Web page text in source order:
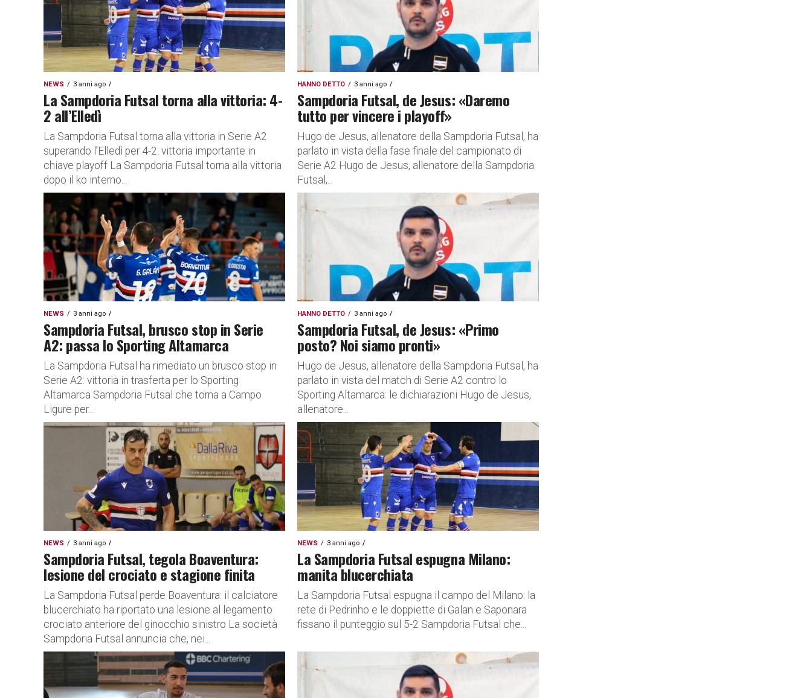
NEWS 3 anni ago
La Sampdoria Futsal torna alla vittoria: 4-
2 all’Elledì
La Sampdoria Futsal torna alla vittoria in Serie A2
superando l’Elledì per 4-2: vittoria importante in
chiave playoff La Sampdoria Futsal torna alla vittoria
dopo il ko interno...
HANNO DETTO 3 anni ago
Sampdoria Futsal, de Jesus: «Daremo
tutto per vincere i playoff»
Hugo de Jesus, allenatore della Sampdoria Futsal, ha
parlato in vista della fase finale del campionato di
Serie A2 Hugo de Jesus, allenatore della Sampdoria
Futsal,...
NEWS 3 anni ago
Sampdoria Futsal, brusco stop in Serie
A2: passa lo Sporting Altamarca
La Sampdoria Futsal ha rimediato un brusco stop in
Serie A2: vittoria in trasferta per lo Sporting
Altamarca Sampdoria Futsal che torna a Campo
Ligure per...
HANNO DETTO 3 anni ago
Sampdoria Futsal, de Jesus: «Primo
posto? Noi siamo pronti»
Hugo de Jesus, allenatore della Sampdoria Futsal, ha
parlato in vista del match di Serie A2 contro lo
Sporting Altamarca: le dichiarazioni Hugo de Jesus,
allenatore...
NEWS 3 anni ago
Sampdoria Futsal, tegola Boaventura:
lesione del crociato e stagione finita
La Sampdoria Futsal perde Boaventura: il calciatore
blucerchiato ha riportato una lesione al legamento
crociato anteriore del ginocchio sinistro La società
Sampdoria Futsal annuncia che, nei...
NEWS 3 anni ago
La Sampdoria Futsal espugna Milano:
manita blucerchiata
La Sampdoria Futsal espugna il campo del Milano: la
rete di Pedrinho e le doppiette di Galan e Saponara
fissano il punteggio sul 5-2 Sampdoria Futsal che...